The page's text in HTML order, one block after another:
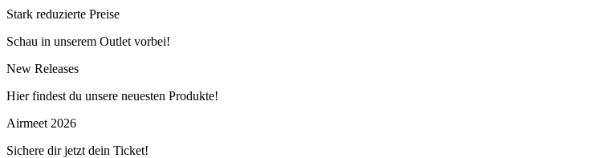
Stark reduzierte Preise
Schau in unserem Outlet vorbei!
New Releases
Hier findest du unsere neuesten Produkte!
Airmeet 2026
Sichere dir jetzt dein Ticket!